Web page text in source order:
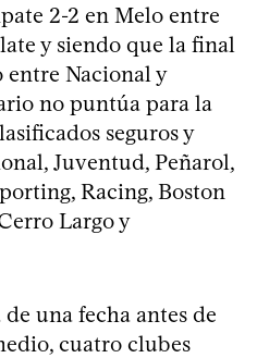
2-2 en Melo entre
y siendo que la final
Nacional y
no puntúa para la
seguros y
Juventud, Peñarol,
Racing, Boston
Largo y
de una fecha antes de
cuatro clubes